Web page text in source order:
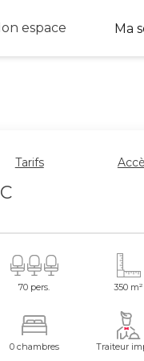
Ma
espace
Tarifs
70 pers. 350 m²
0 chambres Traiteur